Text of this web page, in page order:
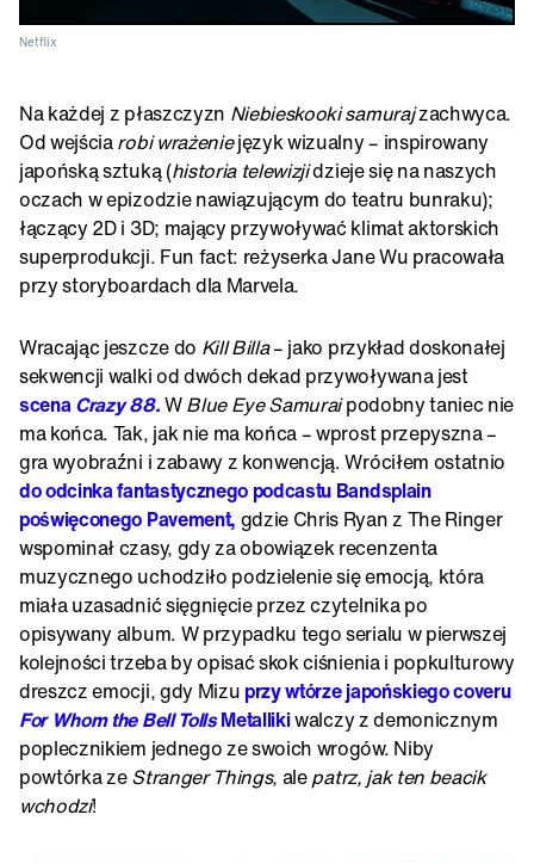
Netflix
Na każdej z płaszczyzn Niebieskooki samurajzachwyca.
Od wejściarobi wrażeniejęzyk wizualny – inspirowany
japońską sztuką (historia telewizjidzieje się na naszych
oczach w epizodzie nawiązującym do teatru bunraku);
łączący 2D i 3D; mający przywoływać klimat aktorskich
superprodukcji. Fun fact: reżyserka Jane Wu pracowała
przy storyboardach dla Marvela.
Wracając jeszcze do Kill Billa– jako przykład doskonałej
sekwencji walki od dwóch dekad przywoływana jest
scenaCrazy 88.WBlue Eye Samuraipodobny taniec nie
ma końca. Tak, jak nie ma końca – wprost przepyszna –
gra wyobraźni i zabawy z konwencją. Wróciłem ostatnio
do odcinka fantastycznego podcastu Bandsplain
poświęconego Pavement, gdzie Chris Ryan z The Ringer
wspominał czasy, gdy za obowiązek recenzenta
muzycznego uchodziło podzielenie się emocją, która
miała uzasadnić sięgnięcie przez czytelnika po
opisywany album. W przypadku tego serialu w pierwszej
kolejności trzeba by opisać skok ciśnienia i popkulturowy
dreszcz emocji, gdy Mizu przy wtórze japońskiego coveru
For Whom the Bell TollsMetallikiwalczy z demonicznym
poplecznikiem jednego ze swoich wrogów. Niby
powtórka zeStranger Things, alepatrz, jak ten beacik
wchodzi!